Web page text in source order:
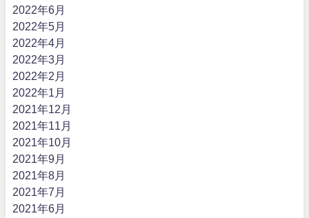
2022年6月
2022年5月
2022年4月
2022年3月
2022年2月
2022年1月
2021年12月
2021年11月
2021年10月
2021年9月
2021年8月
2021年7月
2021年6月